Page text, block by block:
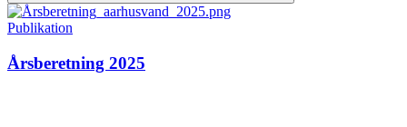
Publikation
Årsberetning 2025